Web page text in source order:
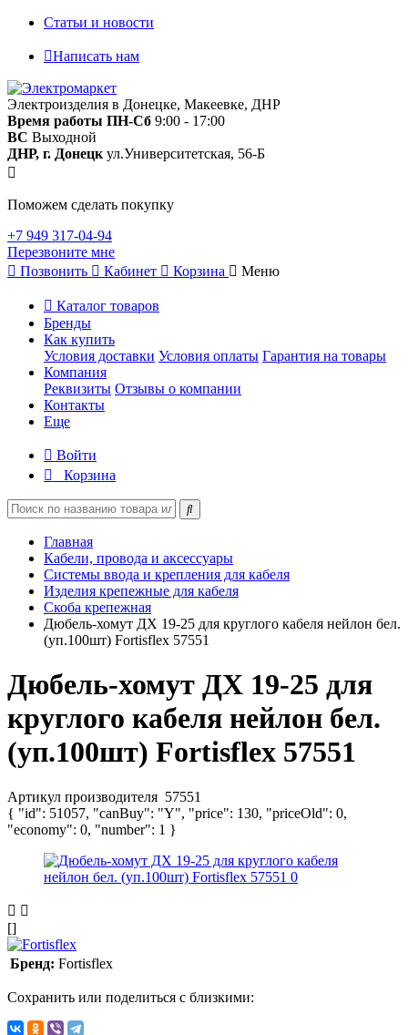
Статьи и новости
Написать нам
Электроизделия в Донецке, Макеевке, ДНР
Время работы ПН-Сб 9:00 - 17:00
ВС Выходной
ДНР, г. Донецк ул.Университетская, 56-Б
Поможем сделать покупку
+7 949 317-04-94
Перезвоните мне
Позвонить
Кабинет Корзина Меню
Каталог товаров
Бренды
Как купить
Условия доставки Условия оплаты Гарантия на товары
Компания
Реквизиты Отзывы о компании
Контакты
Еще
Войти
Корзина
Главная
Кабели, провода и аксессуары
Системы ввода и крепления для кабеля
Изделия крепежные для кабеля
Скоба крепежная
Дюбель-хомут ДХ 19-25 для круглого кабеля нейлон бел.
(уп.100шт) Fortisflex 57551
Дюбель-хомут ДХ 19-25 для
круглого кабеля нейлон бел.
(уп.100шт) Fortisflex 57551
Артикул производителя 57551
{ "id": 51057, "canBuy": "Y", "price": 130, "priceOld": 0,
"economy": 0, "number": 1 }
[]
Бренд: Fortisflex
Сохранить или поделиться с близкими: